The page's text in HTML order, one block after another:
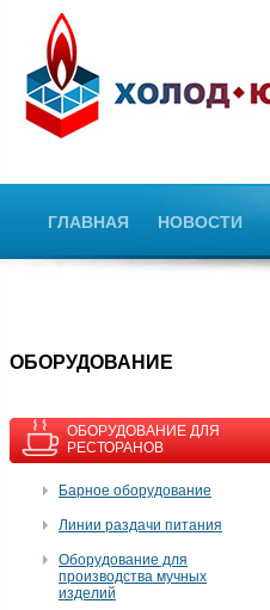
ГЛАВНАЯ НОВОСТИ
OБОРУДОВАНИЕ
ОБОРУДОВАНИЕ ДЛЯ
РЕСТОРАНОВ
Барное оборудование
Линии раздачи питания
Оборудование для
производства мучных
изделий